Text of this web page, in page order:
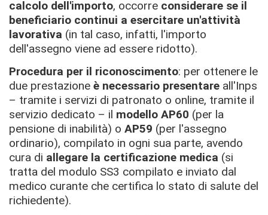
calcolo dell'importo, occorre considerare se il
beneficiario continui a esercitare un'attività
lavorativa (in tal caso, infatti, l'importo
dell'assegno viene ad essere ridotto).
Procedura per il riconoscimento: per ottenere le
due prestazione è necessario presentare all'Inps
– tramite i servizi di patronato o online, tramite il
servizio dedicato – il modello AP60 (per la
pensione di inabilità) o AP59 (per l'assegno
ordinario), compilato in ogni sua parte, avendo
cura di allegare la certificazione medica (si
tratta del modulo SS3 compilato e inviato dal
medico curante che certifica lo stato di salute del
richiedente).